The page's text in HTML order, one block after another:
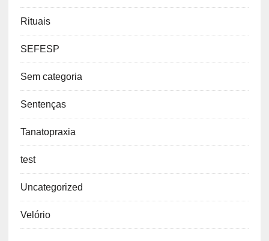
Rituais
SEFESP
Sem categoria
Sentenças
Tanatopraxia
test
Uncategorized
Velório